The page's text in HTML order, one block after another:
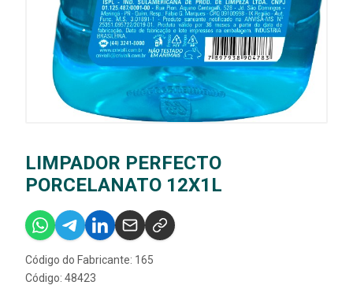
LIMPADOR PERFECTO
PORCELANATO 12X1L
Código do Fabricante: 165
Código: 48423